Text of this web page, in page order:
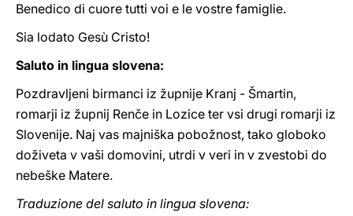
Benedico di cuore tutti voi e le vostre famiglie.
Sia lodato Gesù Cristo!
Saluto in lingua slovena:
Pozdravljeni birmanci iz župnije Kranj - Šmartin,
romarji iz župnij Renče in Lozice ter vsi drugi romarji iz
Slovenije. Naj vas majniška pobožnost, tako globoko
doživeta v vaši domovini, utrdi v veri in v zvestobi do
nebeške Matere.
Traduzione del saluto in lingua slovena: